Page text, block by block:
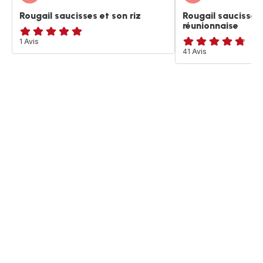
Rougail saucisses et son riz
Avis
5
1 Avis
Rougail
réunionnaise
ratings.4.7
41 Avis